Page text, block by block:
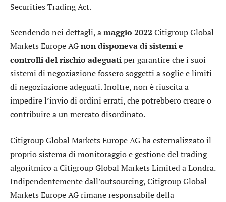
Securities Trading Act.
Scendendo nei dettagli, amaggio 2022 Citigroup Global
Markets Europe AGnon disponeva di sistemi e
controlli del rischio adeguatiper garantire che i suoi
sistemi di negoziazione fossero soggetti a soglie e limiti
di negoziazione adeguati. Inoltre, non è riuscita a
impedire l’invio di ordini errati, che potrebbero creare o
contribuire a un mercato disordinato.
Citigroup Global Markets Europe AG ha esternalizzato il
proprio sistema di monitoraggio e gestione del trading
algoritmico a Citigroup Global Markets Limited a Londra.
Indipendentemente dall’outsourcing, Citigroup Global
Markets Europe AG rimane responsabile della